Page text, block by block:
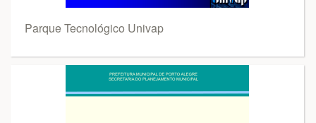
Parque Tecnológico Univap